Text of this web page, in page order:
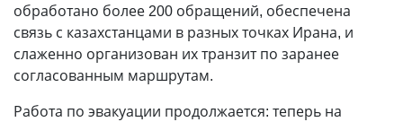
обработано более 200 обращений, обеспечена
связь с казахстанцами в разных точках Ирана, и
слаженно организован их транзит по заранее
согласованным маршрутам.
Работа по эвакуации продолжается: теперь на